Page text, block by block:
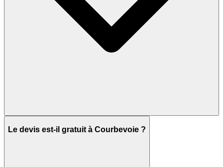
Le devis est-il gratuit à Courbevoie ?